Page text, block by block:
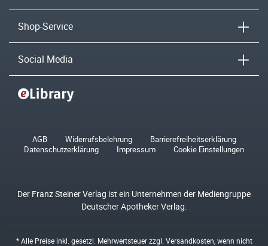
Shop-Service
Social Media
AGB Widerrufsbelehrung
Barrierefreiheitserklärung
Datenschutzerklärung
Impressum Cookie Einstellungen
Der Franz Steiner Verlag ist ein Unternehmen der Mediengruppe
Deutscher Apotheker Verlag.
* Alle Preise inkl. gesetzl. Mehrwertsteuer zzgl. Versandkosten , wenn nicht